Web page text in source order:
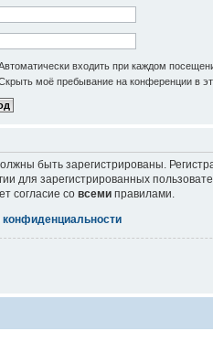
входить при каждом
моё пребывание на конференции в
быть зарегистрированы.
для зарегистрированных
согласие со всеми правилами.